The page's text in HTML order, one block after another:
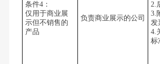
条件4 ：
仅用于商业展
示但不销售的
产品
负责商业展示的公司
2.
3.
发
4.
标